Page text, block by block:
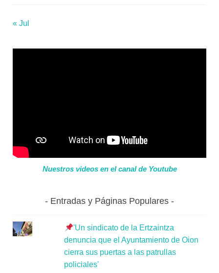
« Jul
Nuestros videos en el canal de Youtube
Entradas y Páginas Populares
'Un sindicato de la Ertzaintza
denuncia que el Ayuntamiento de Oion
cierra sus puertas a las patrullas
policiales'